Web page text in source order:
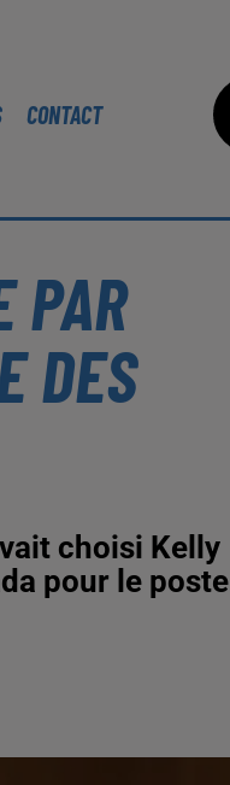
CONTACT
PAR
DES
choisi Kelly
pour le poste